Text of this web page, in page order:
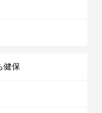
健保